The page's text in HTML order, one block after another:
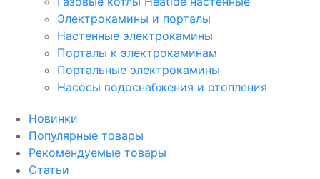
Электрокамины и порталы
Настенные электрокамины
Порталы к электрокаминам
Портальные электрокамины
Насосы водоснабжения и отопления
Новинки
Популярные товары
Рекомендуемые товары
Статьи